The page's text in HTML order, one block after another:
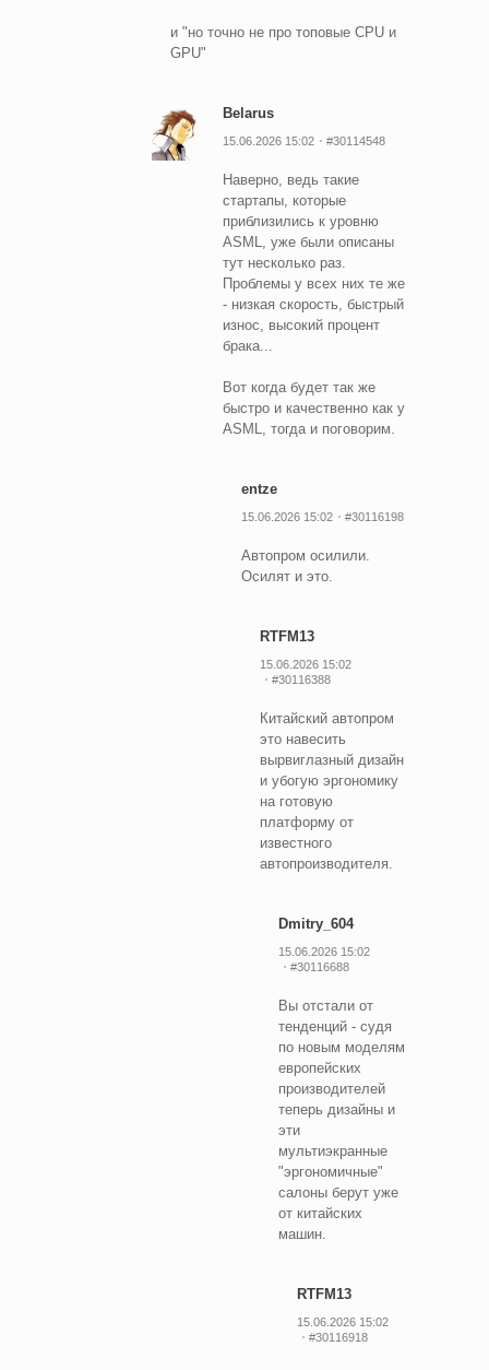
и "но точно не про топовые CPU и
GPU"
Belarus
15.06.2026 15:02 #30114548
Наверно, ведь такие
стартапы, которые
приблизились к уровню
ASML, уже были описаны
тут несколько раз.
Проблемы у всех них те же
- низкая скорость, быстрый
износ, высокий процент
брака...
Вот когда будет так же
быстро и качественно как у
ASML, тогда и поговорим.
entze
15.06.2026 15:02 #30116198
Автопром осилили.
Осилят и это.
RTFM13
15.06.2026 15:02
#30116388
Китайский автопром
это навесить
вырвиглазный дизайн
и убогую эргономику
на готовую
платформу от
известного
автопроизводителя.
Dmitry_604
15.06.2026 15:02
#30116688
Вы отстали от
тенденций - судя
по новым моделям
европейских
производителей
теперь дизайны и
эти
мультиэкранные
"эргономичные"
салоны берут уже
от китайских
машин.
RTFM13
15.06.2026 15:02
#30116918